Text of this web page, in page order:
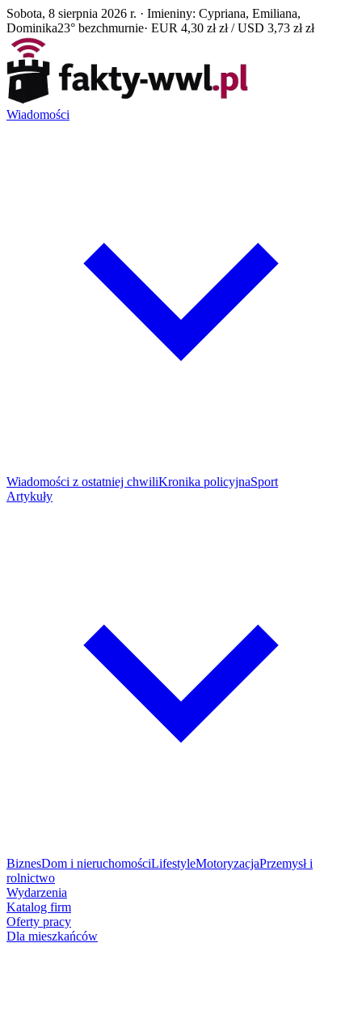
Sobota, 8 sierpnia 2026 r. · Imieniny: Cypriana, Emiliana,
Dominika23° bezchmurnie· EUR 4,30 zł zł / USD 3,73 zł zł
Wiadomości
Wiadomości z ostatniej chwiliKronika policyjnaSport
Artykuły
BiznesDom i nieruchomościLifestyleMotoryzacjaPrzemysł i
rolnictwo
Wydarzenia
Katalog firm
Oferty pracy
Dla mieszkańców